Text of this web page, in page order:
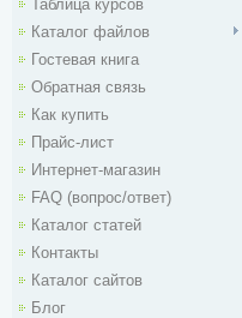
Таблица курсов
Каталог файлов
Гостевая книга
Обратная связь
Как купить
Прайс-лист
Интернет-магазин
FAQ (вопрос/ответ)
Каталог статей
Контакты
Каталог сайтов
Блог